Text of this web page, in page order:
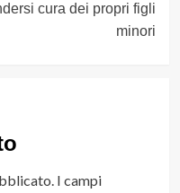
cura dei propri figli
minori
I campi